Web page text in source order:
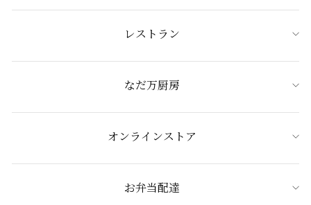
レストラン
なだ万厨房
オンラインストア
お弁当配達